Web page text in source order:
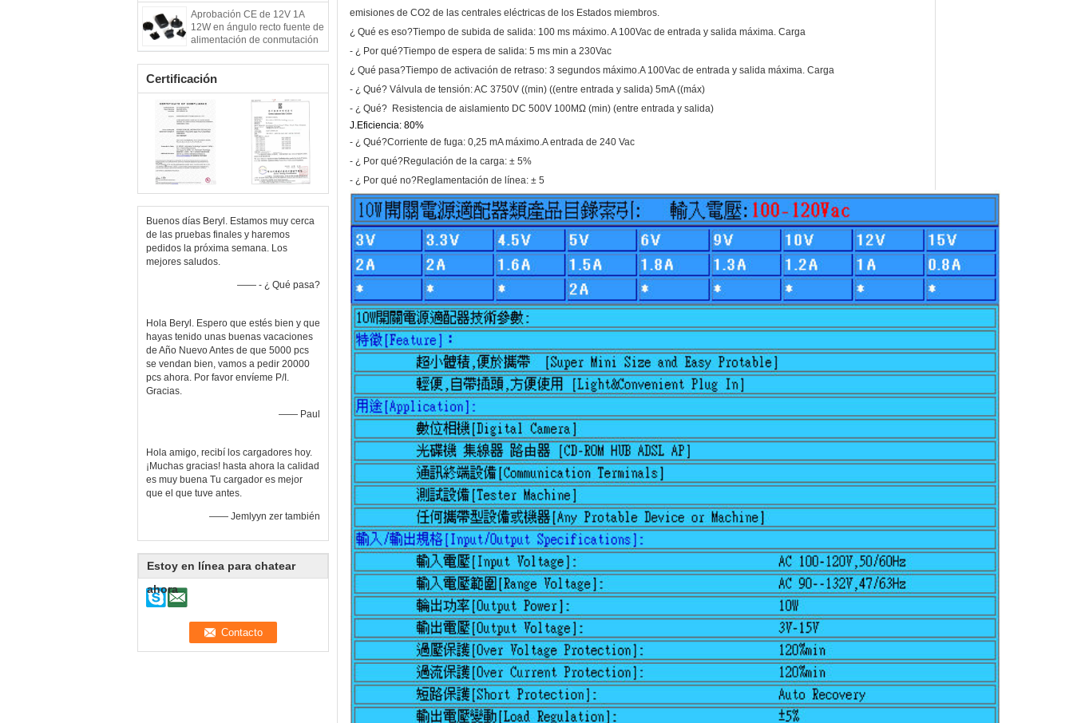
Aprobación CE de 12V 1A
12W en ángulo recto fuente de
alimentación de conmutación
en punta de corriente
continua/adaptador de
corriente continua
ac/adaptador de alimentación
intercambiable de enchufe
Certificación
Buenos días Beryl. Estamos muy cerca
de las pruebas finales y haremos
pedidos la próxima semana. Los
mejores saludos.
—— - ¿ Qué pasa?
Hola Beryl. Espero que estés bien y que
hayas tenido unas buenas vacaciones
de Año Nuevo Antes de que 5000 pcs
se vendan bien, vamos a pedir 20000
pcs ahora. Por favor envíeme P/I.
Gracias.
—— Paul
Hola amigo, recibí los cargadores hoy.
¡Muchas gracias! hasta ahora la calidad
es muy buena Tu cargador es mejor
que el que tuve antes.
—— Jemlyyn zer también
Estoy en línea para chatear
ahora
emisiones de CO2 de las centrales eléctricas de los Estados miembros.
¿ Qué es eso?Tiempo de subida de salida: 100 ms máximo. A 100Vac de entrada y salida máxima. Carga
- ¿ Por qué?Tiempo de espera de salida: 5 ms min a 230Vac
¿ Qué pasa?Tiempo de activación de retraso: 3 segundos máximo.A 100Vac de entrada y salida máxima. Carga
- ¿ Qué? Válvula de tensión: AC 3750V ((min) ((entre entrada y salida) 5mA ((máx)
- ¿ Qué? Resistencia de aislamiento DC 500V 100MΩ (min) (entre entrada y salida)
J.Eficiencia: 80%
- ¿ Qué?Corriente de fuga: 0,25 mA máximo.A entrada de 240 Vac
- ¿ Por qué?Regulación de la carga: ± 5%
- ¿ Por qué no?Reglamentación de línea: ± 5